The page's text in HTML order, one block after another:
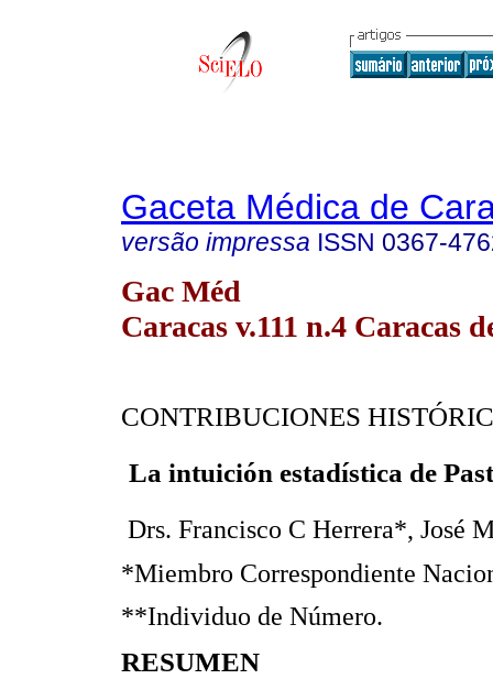
Gaceta Médica de
versão impressa ISSN 0367-
Gac Méd
Caracas v.111 n.4 Caracas
CONTRIBUCIONES
La intuición estadística de
Drs. Francisco C Herrera*, José
*Miembro Correspondiente
**Individuo de Número.
RESUMEN